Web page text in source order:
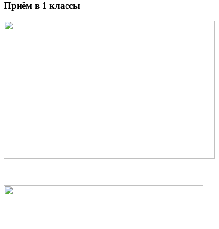
Приём в 1 классы